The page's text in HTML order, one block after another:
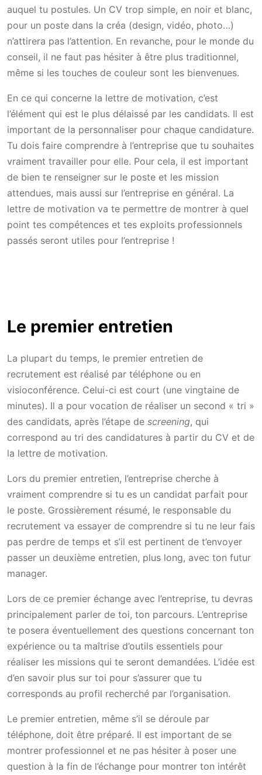
auquel tu postules. Un CV trop simple, en noir et blanc,
pour un poste dans la créa (design, vidéo, photo…)
n’attirera pas l’attention. En revanche, pour le monde du
conseil, il ne faut pas hésiter à être plus traditionnel,
même si les touches de couleur sont les bienvenues.
En ce qui concerne la lettre de motivation, c’est
l’élément qui est le plus délaissé par les candidats. Il est
important de la personnaliser pour chaque candidature.
Tu dois faire comprendre à l’entreprise que tu souhaites
vraiment travailler pour elle. Pour cela, il est important
de bien te renseigner sur le poste et les mission
attendues, mais aussi sur l’entreprise en général. La
lettre de motivation va te permettre de montrer à quel
point tes compétences et tes exploits professionnels
passés seront utiles pour l’entreprise !
Le premier entretien
La plupart du temps, le premier entretien de
recrutement est réalisé par téléphone ou en
visioconférence. Celui-ci est court (une vingtaine de
minutes). Il a pour vocation de réaliser un second « tri »
des candidats, après l’étape de screening, qui
correspond au tri des candidatures à partir du CV et de
la lettre de motivation.
Lors du premier entretien, l’entreprise cherche à
vraiment comprendre si tu es un candidat parfait pour
le poste. Grossièrement résumé, le responsable du
recrutement va essayer de comprendre si tu ne leur fais
pas perdre de temps et s’il est pertinent de t’envoyer
passer un deuxième entretien, plus long, avec ton futur
manager.
Lors de ce premier échange avec l’entreprise, tu devras
principalement parler de toi, ton parcours. L’entreprise
te posera éventuellement des questions concernant ton
expérience ou ta maîtrise d’outils essentiels pour
réaliser les missions qui te seront demandées. L’idée est
d’en savoir plus sur toi pour s’assurer que tu
corresponds au profil recherché par l’organisation.
Le premier entretien, même s’il se déroule par
téléphone, doit être préparé. Il est important de se
montrer professionnel et ne pas hésiter à poser une
question à la fin de l’échange pour montrer ton intérêt